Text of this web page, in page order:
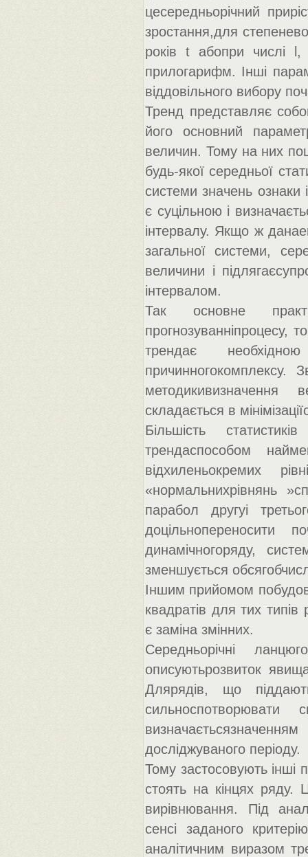
цесередньорічний
зростання,для
років t абопри числі
прилогарифм. Інші
віддовільного вибору
Тренд представляє
його основний
величин. Тому на них
будь-якої середньої
системи значень ознаки
є суцільною і
інтервалу. Якщо ж
загальної системи,
величини і
інтервалом.
Так основне
прогнозуванніпроцесу,
трендає
причинногокомплексу.
складається в
Більшість
трендаспособом
відхиленьокремих
«нормальнихрівнянь
парабол другуі
доцільнопереносити
динамічногоряду,
зменшується
Іншим прийомом
квадратів для тих типів
є заміна змінних.
Середньорічні
описуютьрозвиток
Длярядів, що
досліджуваного періоду.
Тому застосовують
стоять на кінцях ряду.
вирівнювання. Під
сенсі заданого
аналітичним виразом